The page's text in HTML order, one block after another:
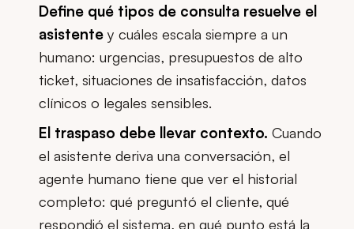
Define qué tipos de consulta resuelve el
asistente y cuáles escala siempre a un
humano: urgencias, presupuestos de alto
ticket, situaciones de insatisfacción, datos
clínicos o legales sensibles.
El traspaso debe llevar contexto. Cuando
el asistente deriva una conversación, el
agente humano tiene que ver el historial
completo: qué preguntó el cliente, qué
respondió el sistema, en qué punto está la